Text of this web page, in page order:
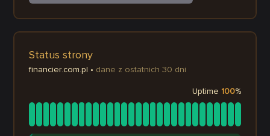
Status strony
financier.com.pl • dane z ostatnich 30 dni
Uptime 100%